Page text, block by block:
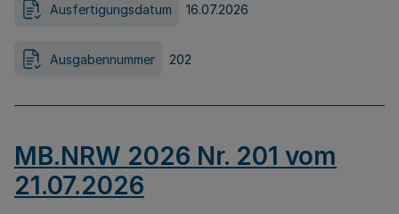
Ausfertigungsdatum 16.07.2026
Ausgabennummer 202
MB.NRW 2026 Nr. 201 vom
21.07.2026